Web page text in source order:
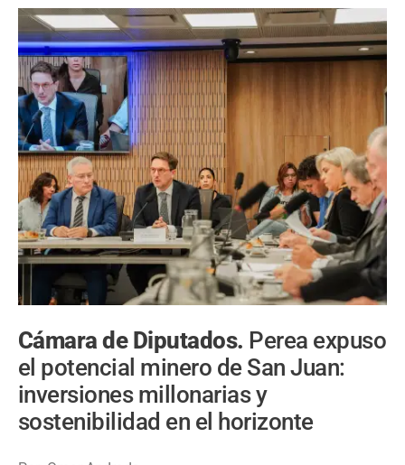
Cámara de Diputados. Perea expuso
el potencial minero de San Juan:
inversiones millonarias y
sostenibilidad en el horizonte